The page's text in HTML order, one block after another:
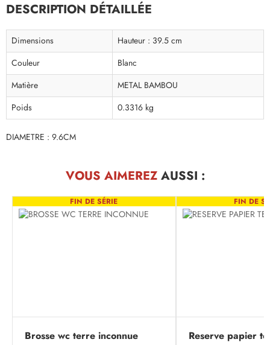
DESCRIPTION DÉTAILLÉE
Dimensions
Hauteur : 39.5 cm
Couleur
Blanc
Matière
METAL BAMBOU
Poids
0.3316 kg
DIAMETRE : 9.6CM
VOUS AIMEREZAUSSI :
FIN DE SÉRIE
Brosse wc terre inconnue
FIN DE
Reserve papier